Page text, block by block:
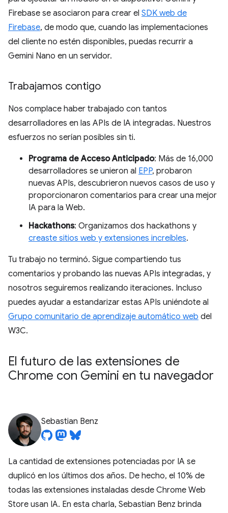
Firebase se asociaron para crear el SDK web de
Firebase, de modo que, cuando las implementaciones
del cliente no estén disponibles, puedas recurrir a
Gemini Nano en un servidor.
Trabajamos contigo
Nos complace haber trabajado con tantos
desarrolladores en las APIs de IA integradas. Nuestros
esfuerzos no serían posibles sin ti.
Programa de Acceso Anticipado: Más de 16,000
desarrolladores se unieron al EPP, probaron
nuevas APIs, descubrieron nuevos casos de uso y
proporcionaron comentarios para crear una mejor
IA para la Web.
Hackathons: Organizamos dos hackathons y
creaste sitios web y extensiones increíbles.
Tu trabajo no terminó. Sigue compartiendo tus
comentarios y probando las nuevas APIs integradas, y
nosotros seguiremos realizando iteraciones. Incluso
puedes ayudar a estandarizar estas APIs uniéndote al
Grupo comunitario de aprendizaje automático web del
W3C.
El futuro de las extensiones de
Chrome con Gemini en tu navegador
Sebastian Benz
La cantidad de extensiones potenciadas por IA se
duplicó en los últimos dos años. De hecho, el 10% de
todas las extensiones instaladas desde Chrome Web
Store usan IA. En esta charla, Sebastian Benz brinda